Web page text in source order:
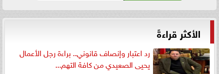
الأكثر قراءةً
رد اعتبار وإنصاف قانوني.. براءة رجل الأعمال
يحيى الصعيدي من كافة التهم...